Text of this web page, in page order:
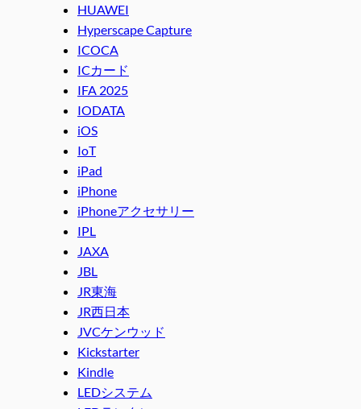
HUAWEI
Hyperscape Capture
ICOCA
ICカード
IFA 2025
IODATA
iOS
IoT
iPad
iPhone
iPhoneアクセサリー
IPL
JAXA
JBL
JR東海
JR西日本
JVCケンウッド
Kickstarter
Kindle
LEDシステム